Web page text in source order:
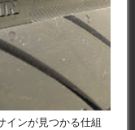
インが見つかる仕組